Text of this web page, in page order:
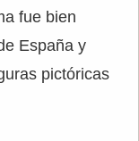
fue bien
España y
pictóricas